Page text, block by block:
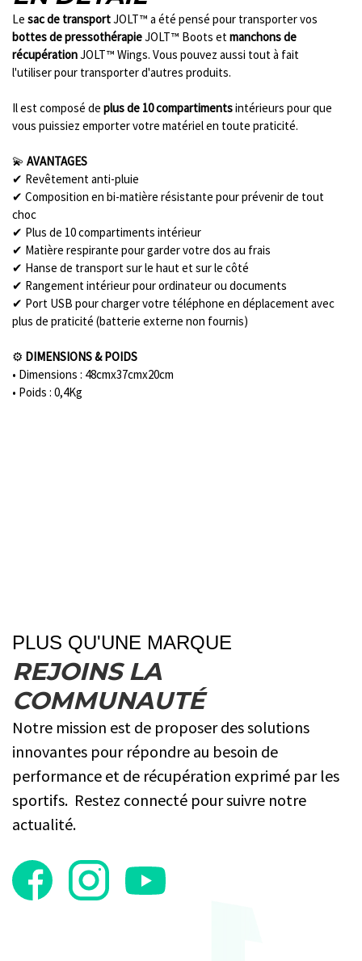
Le sac de transportJOLT™ a été pensé pour transporter vos
bottes de pressothérapieJOLT™ Boots etmanchons de
récupérationJOLT™ Wings. Vous pouvez aussi tout à fait
l'utiliser pour transporter d'autres produits.
Il est composé de plus de 10 compartimentsintérieurs pour que
vous puissiez emporter votre matériel en toute praticité.
💫 AVANTAGES
✔ Revêtement anti-pluie
✔ Composition en bi-matière résistante pour prévenir de tout
choc
✔ Plus de 10 compartiments intérieur
✔ Matière respirante pour garder votre dos au frais
✔ Hanse de transport sur le haut et sur le côté
✔ Rangement intérieur pour ordinateur ou documents
✔ Port USB pour charger votre téléphone en déplacement avec
plus de praticité (batterie externe non fournis)
⚙️ DIMENSIONS & POIDS
• Dimensions : 48cmx37cmx20cm
• Poids : 0,4Kg
PLUS QU'UNE MARQUE
REJOINS LA
COMMUNAUTÉ
Notre mission est de proposer des solutions
innovantes pour répondre au besoin de
performance et de récupération exprimé par les
sportifs. Restez connecté pour suivre notre
actualité.